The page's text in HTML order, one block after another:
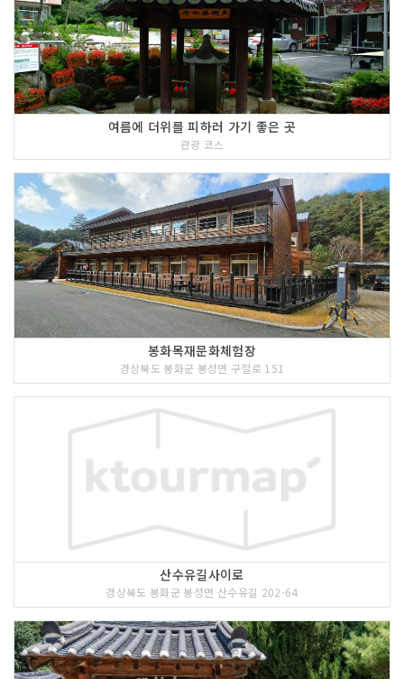
여름에 더위를 피하러 가기 좋은 곳
관광 코스
봉화목재문화체험장
경상북도 봉화군 봉성면 구절로 151
산수유길사이로
경상북도 봉화군 봉성면 산수유길 202-64